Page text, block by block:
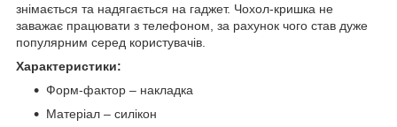
знімається та надягається на гаджет. Чохол-кришка не
заважає працювати з телефоном, за рахунок чого став дуже
популярним серед користувачів.
Характеристики:
Форм-фактор – накладка
Матеріал – силікон